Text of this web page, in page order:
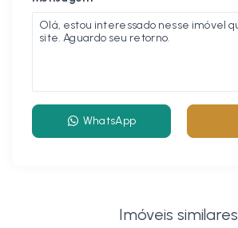
WhatsApp
Imóveis similares